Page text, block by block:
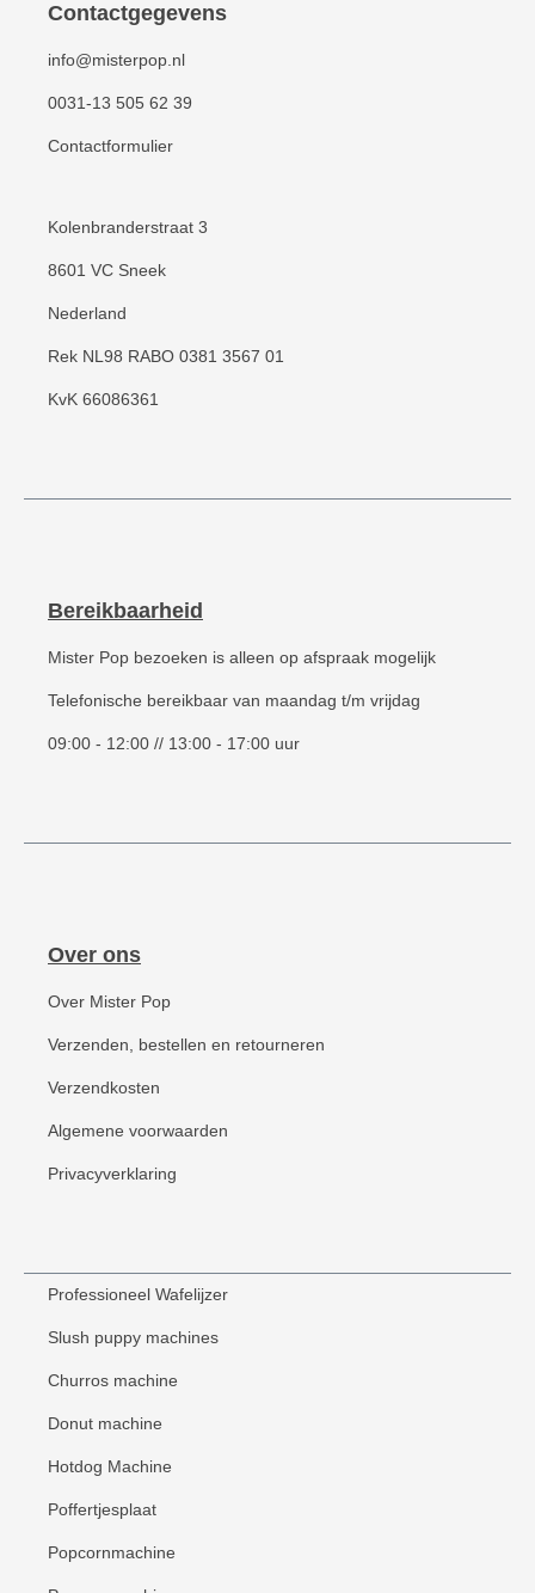
Contactgegevens
info@misterpop.nl
0031-13 505 62 39
Contactformulier
Kolenbranderstraat 3
8601 VC Sneek
Nederland
Rek NL98 RABO 0381 3567 01
KvK 66086361
Bereikbaarheid
Mister Pop bezoeken is alleen op afspraak mogelijk
Telefonische bereikbaar van maandag t/m vrijdag
09:00 - 12:00 // 13:00 - 17:00 uur
Over ons
Over Mister Pop
Verzenden, bestellen en retourneren
Verzendkosten
Algemene voorwaarden
Privacyverklaring
Professioneel Wafelijzer
Slush puppy machines
Churros machine
Donut machine
Hotdog Machine
Poffertjesplaat
Popcornmachine